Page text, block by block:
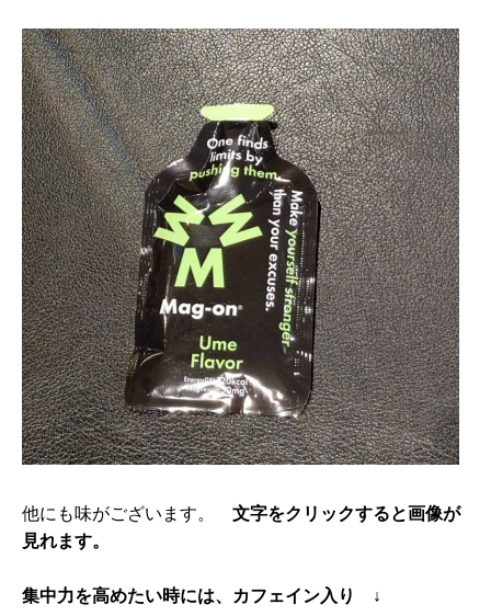
他にも味がございます。 文字をクリックすると画像が
見れます。
集中力を高めたい時には、カフェイン入り ↓